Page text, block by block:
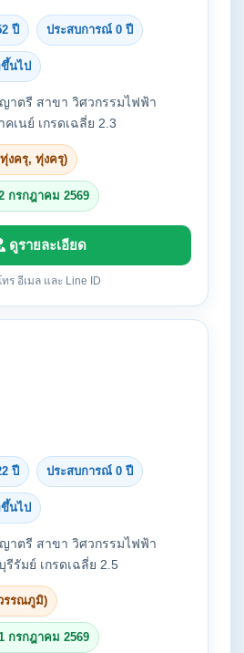
ปี ประสบการณ์ 0 ปี
ขึ้นไป
าตรี สาขา วิศวกรรมไฟฟ้า
เนย์ เกรดเฉลี่ย 2.3
งครุ, ทุ่งครุ)
กรกฎาคม 2569
ดูรายละเอียด
ร อีเมล และ Line ID
ปี ประสบการณ์ 0 ปี
ขึ้นไป
าตรี สาขา วิศวกรรมไฟฟ้า
รัมย์ เกรดเฉลี่ย 2.5
รรณภูมิ)
กรกฎาคม 2569